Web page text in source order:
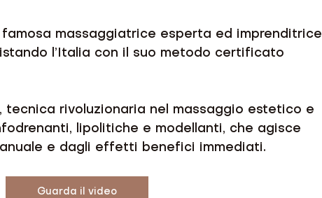
famosa massaggiatrice esperta ed imprenditrice
l’Italia con il suo metodo certificato
tecnica rivoluzionaria nel massaggio estetico e
lipolitiche e modellanti, che agisce
e dagli effetti benefici immediati.
Guarda il video